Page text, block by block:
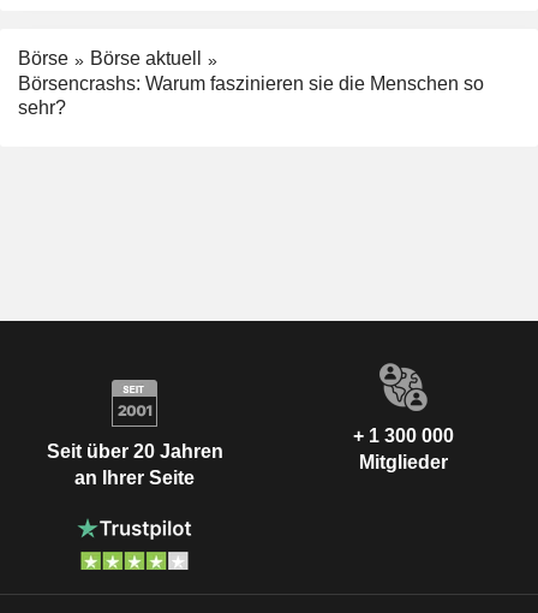
Börse
Börse aktuell
Börsencrashs: Warum faszinieren sie die Menschen so
sehr?
Seit über 20 Jahren
an Ihrer Seite
+ 1 300 000
Mitglieder